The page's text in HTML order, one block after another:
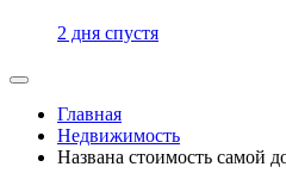
2 дня спустя
Главная
Недвижимость
Названа стоимость самой